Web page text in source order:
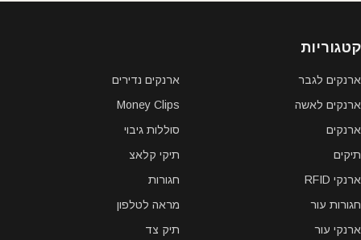
קטגוריות
ארנקים לגבר
ארנקים לאשה
ארנקים
תיקים
ארנקי RFID
חגורות עור
ארנקי עור
ארנקים נדירים
Money Clips
סוללות גיבוי
תיקי קלאצ
חגורות
מראה לטלפון
תיק צד